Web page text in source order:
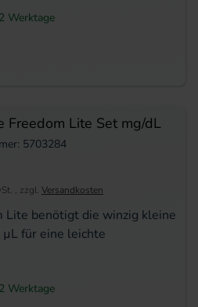
Werktage
Freedom Lite Set mg/dL
5703284
Lite benötigt die winzig kleine
für eine leichte
, zzgl. Versandkosten
Werktage